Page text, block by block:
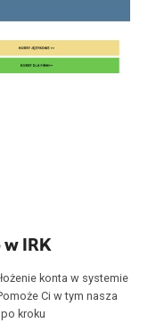
w IRK
konta w systemie
Ci w tym nasza
kroku